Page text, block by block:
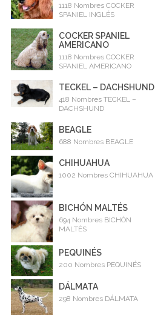
1118 Nombres COCKER
SPANIEL INGLÉS
COCKER SPANIEL
AMERICANO
1118 Nombres COCKER
SPANIEL AMERICANO
TECKEL – DACHSHUND
418 Nombres TECKEL –
DACHSHUND
BEAGLE
688 Nombres BEAGLE
CHIHUAHUA
1002 Nombres CHIHUAHUA
BICHÓN MALTÉS
694 Nombres BICHÓN
MALTÉS
PEQUINÉS
200 Nombres PEQUINÉS
DÁLMATA
298 Nombres DÁLMATA